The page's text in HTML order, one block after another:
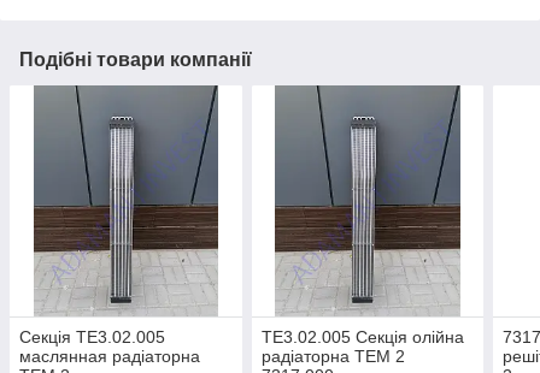
Подібні товари компанії
Секція ТЕ3.02.005
маслянная радіаторна
ТЕ3.02.005 Секція олійна
радіаторна ТЕМ 2